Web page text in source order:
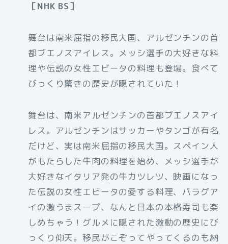
［NHK BS］
舞台は南米屈指の移民大国、アルゼンチンの首
都ブエノスアイレス。メッシ選手の大好きな料
理や伝説の女性エビータの料理も登場。食べて
びっくり驚きの歴史が隠されていた！
舞台は、南米アルゼンチンの首都ブエノスアイ
レス。アルゼンチンはサッカーやタンゴが有名
だけど、実は南米屈指の移民大国。スペイン人
がもたらした牛肉の料理を始め、メッシ選手が
大好きなイタリア発の牛カツレツ、映画になっ
た伝説の女性エビータの愛する料理、パラグア
イの激うまスープ、なんと日本の本格寿司も楽
しめちゃう！グルメに隠された激動の歴史にび
っくり仰天。移民がこぞってやってくるのも納